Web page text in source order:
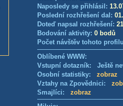
Naposledy se přihlásil:
Poslední rozhřešení dal:
Doteď napsal rozhřešení:
Bodování aktivity: 0 bodů
Počet návštěv tohoto
Oblíbené WWW:
Vstupní dotazník: Ještě
Osobní statistiky: zobraz
Vztahy na Zpovědnici:
Smajlíci: zobraz